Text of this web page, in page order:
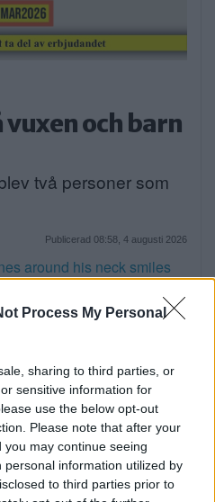
Process My Personal
sharing to third parties, or
sensitive information for
use the below opt-out
Please note that after your
may continue seeing
information utilized by
to third parties prior to
och barn
två personer som
Publicerad 08:58, 4 augusti 2026
i södra
Stockholm är en
Publicerad 05:03, 4 augusti 2026